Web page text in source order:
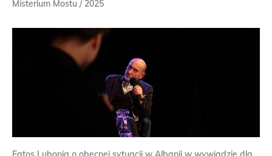
Misterium Mostu / 2025